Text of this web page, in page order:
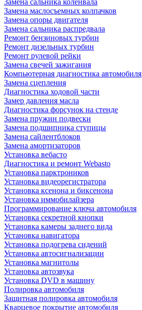
Замена маслосъемных колпачков
Замена опоры двигателя
Замена сальника распредвала
Ремонт бензиновых турбин
Ремонт дизельных турбин
Ремонт рулевой рейки
Замена свечей зажигания
Компьютерная диагностика автомобиля
Замена сцепления
Диагностика ходовой части
Замер давления масла
Диагностика форсунок на стенде
Замена пружин подвески
Замена подшипника ступицы
Замена сайлентблоков
Замена амортизаторов
Установка вебасто
Диагностика и ремонт Webasto
Установка парктроников
Установка видеорегистратора
Установка ксенона и биксенона
Установка иммобилайзера
Программирование ключа автомобиля
Установка секретной кнопки
Установка камеры заднего вида
Установка навигатора
Установка подогрева сидений
Установка автосигнализации
Установка магнитолы
Установка автозвука
Установка DVD в машину
Полировка автомобиля
Защитная полировка автомобиля
Кварцевое покрытие автомобиля